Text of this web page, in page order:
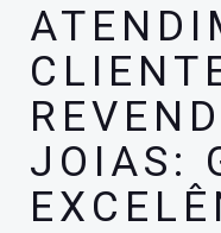
JOIAS: